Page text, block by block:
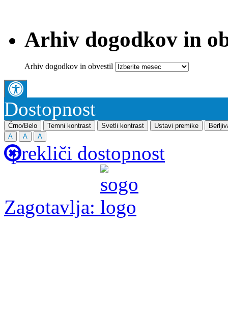
Arhiv dogodkov in
Arhiv dogodkov in obvestil
Dostopnost
Črno/Belo Temni kontrast Svetli kontrast Ustavi premike
A
A A
prekliči dostopnost
Zagotavlja: